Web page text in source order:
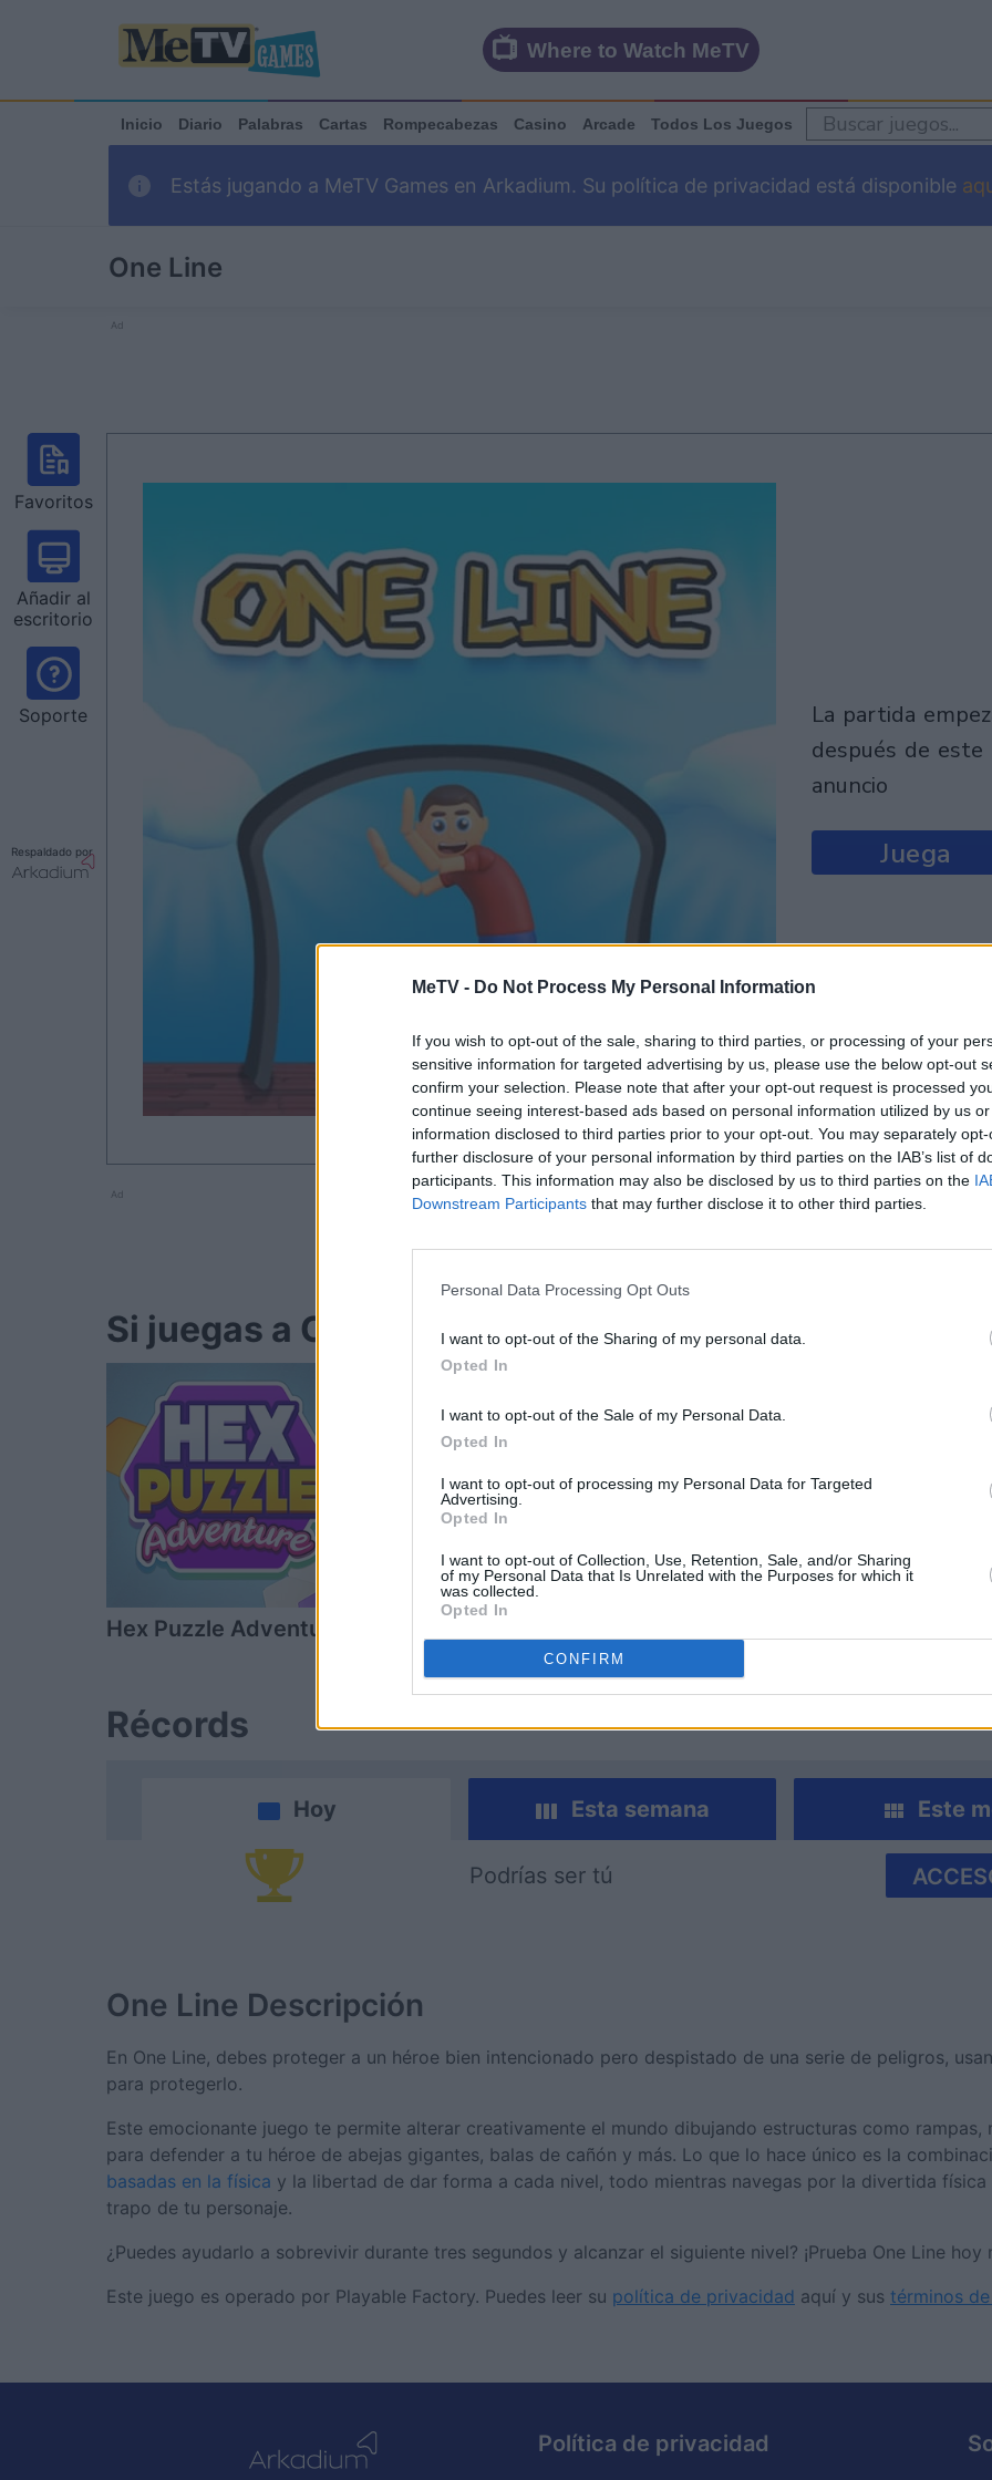
MeTV - Do Not Process My Personal Information
If you wish to opt-out of the sale, sharing to third parties, or processing of your
sensitive information for targeted advertising by us, please use the below opt-out
confirm your selection. Please note that after your opt-out request is processed
continue seeing interest-based ads based on personal information utilized by us
information disclosed to third parties prior to your opt-out. You may separately
further disclosure of your personal information by third parties on the IAB’s list of
participants. This information may also be disclosed by us to third parties on the
Downstream Participants that may further disclose it to other third parties.
Personal Data Processing Opt Outs
I want to opt-out of the Sharing of my personal data.
Opted In
I want to opt-out of the Sale of my Personal Data.
Opted In
I want to opt-out of processing my Personal Data for Targeted
Advertising.
Opted In
I want to opt-out of Collection, Use, Retention, Sale, and/or Sharing
of my Personal Data that Is Unrelated with the Purposes for which it
was collected.
Opted In
CONFIRM
Where to Watch MeTV
Inicio Diario Palabras Cartas Rompecabezas Casino Arcade Todos Los Juegos
Estás jugando a MeTV Games en Arkadium. Su política de privacidad está disponible
One Line
Ad
Favoritos
Añadir al
escritorio
Soporte
Respaldado por
la partida empezará
después de este
anuncio
Juega
Ad
Si juegas a One Line, también podría gustarte:
Hex Puzzle Adventure
Récords
Hoy Esta semana Este
Podrías ser tú
One Line Descripción
En One Line, debes proteger a un héroe bien intencionado pero despistado de una serie de peligros,
para protegerlo.
Este emocionante juego te permite alterar creativamente el mundo dibujando estructuras como rampas,
para defender a tu héroe de abejas gigantes, balas de cañón y más. Lo que lo hace único es la
basadas en la física y la libertad de dar forma a cada nivel, todo mientras navegas por la divertida física
trapo de tu personaje.
¿Puedes ayudarlo a sobrevivir durante tres segundos y alcanzar el siguiente nivel? ¡Prueba One Line hoy
Este juego es operado por Playable Factory. Puedes leer su política de privacidad aquí y sus términos
Política de privacidad